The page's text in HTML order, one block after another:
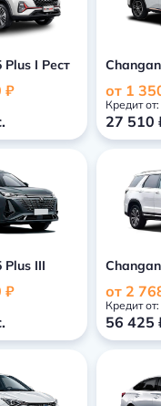
Plus I Рест
₽ от 1
Кредит от:
27 510
Plus III
₽ от 2
Кредит от:
56 425